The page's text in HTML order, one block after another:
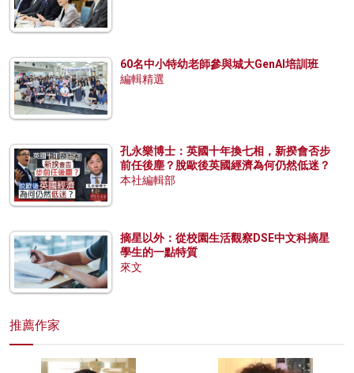
60名中小特幼老師參與城大GenAI培訓班
編輯精選
孔永樂博士：英國十年換七相，新揆會否步
前任後塵？脫歐後英國經濟為何仍然低迷？
本社編輯部
摘星以外：從校園生活觀察DSE中文科摘星
學生的一點特質
來文
推薦作家